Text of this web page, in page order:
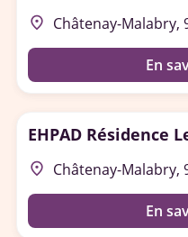
place Châtenay-Malabry,
En
EHPAD Résidence
place Châtenay-Malabry,
En